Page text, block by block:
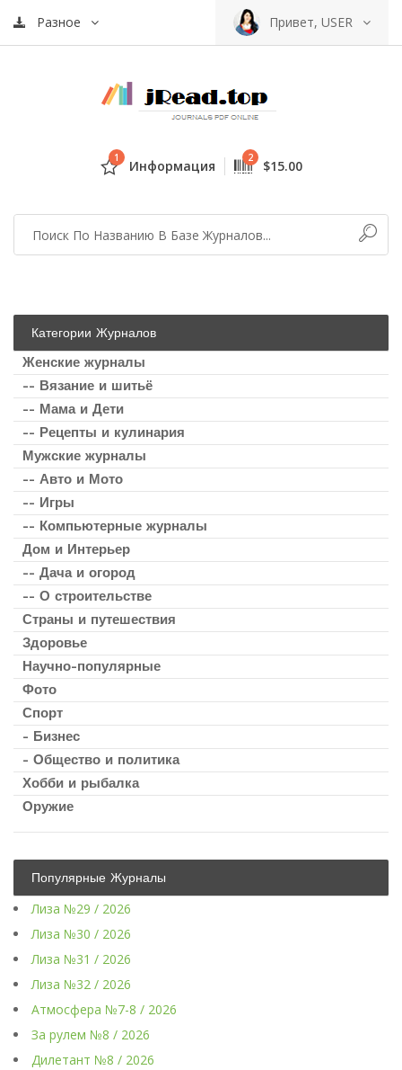
Разное Привет, USER
1 Информация 2 $15.00
Категории Журналов
Женские журналы
-- Вязание и шитьё
-- Мама и Дети
-- Рецепты и кулинария
Мужские журналы
-- Авто и Мото
-- Игры
-- Компьютерные журналы
Дом и Интерьер
-- Дача и огород
-- О строительстве
Страны и путешествия
Здоровье
Научно-популярные
Фото
Спорт
- Бизнес
- Общество и политика
Хобби и рыбалка
Оружие
Популярные Журналы
Лиза №29 / 2026
Лиза №30 / 2026
Лиза №31 / 2026
Лиза №32 / 2026
Атмосфера №7-8 / 2026
За рулем №8 / 2026
Дилетант №8 / 2026